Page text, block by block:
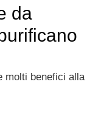
da
molti benefici alla